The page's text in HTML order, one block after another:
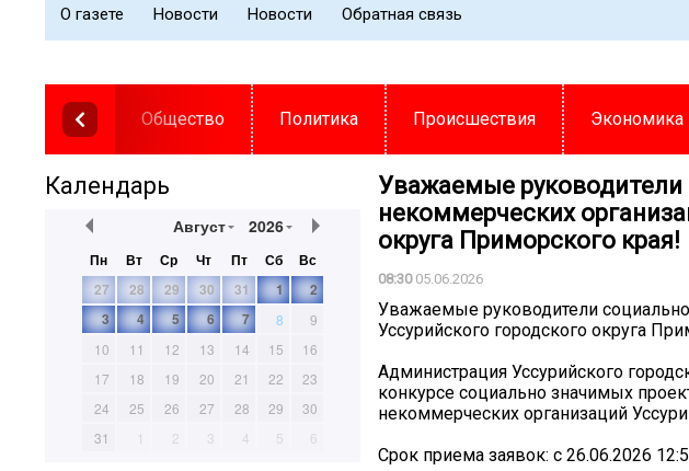
О газете Новости Новости Обратная связь
Общество Политика Происшествия Экономика
Календарь
Август 2026
Пн Вт Ср Чт Пт Сб
Вс
27
28 29 30 31 1
2
3
4 5 6 7 8
9
10
11 12 13 14 15
16
17
18 19 20 21 22
23
24
25 26 27 28 29
30
31
1 2 3 4 5 6
️Уважаемые
некоммерческих
округа Приморского края!
08:3005.06.2026
️Уважаемые руководители
Уссурийского городского округа
Администрация Уссурийского
конкурсе социально значимых
некоммерческих организаций
Срок приема заявок: с 26.06.2026